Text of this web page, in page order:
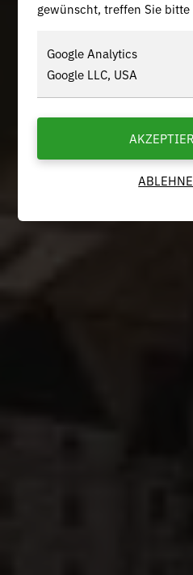
gewünscht, treffen Sie
Google Analytics
Google LLC, USA